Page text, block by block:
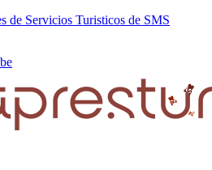
de Servicios Turisticos de SMS